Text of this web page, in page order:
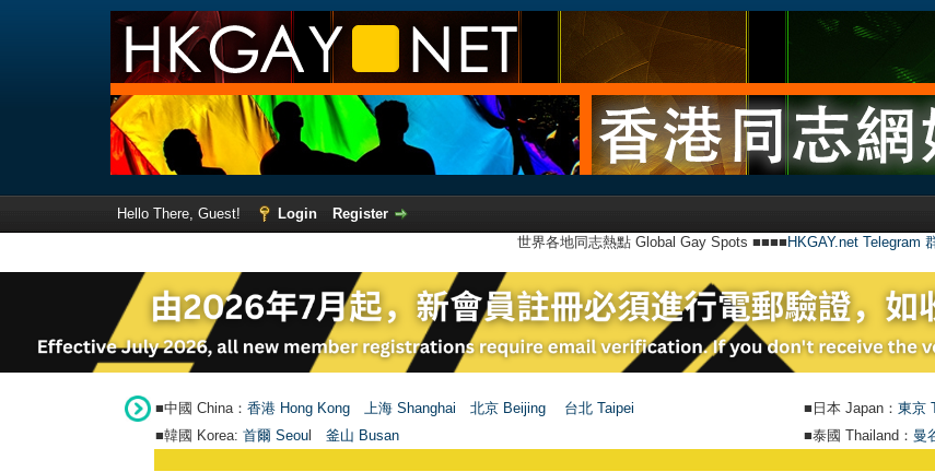
Hello There, Guest! Login
Register
世界各地同志熱點 Global Gay Spots ■■■■ HKGAY.net Telegram
■中國 China： 香港 Hong Kong 上海 Shanghai 北京 Beijing 台北 Taipei ■日本 Japan： 東京
■韓國 Korea: 首爾 Seou 釜山 Busan ■泰國 Thailand： 曼